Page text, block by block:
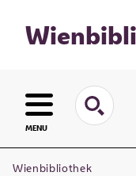
MENU
Wienbibliothek